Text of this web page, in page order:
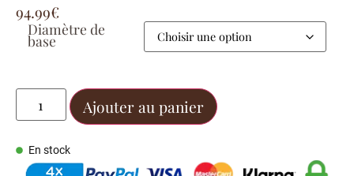
94.99€
Diamètre de
base
Ajouter au panier
En stock